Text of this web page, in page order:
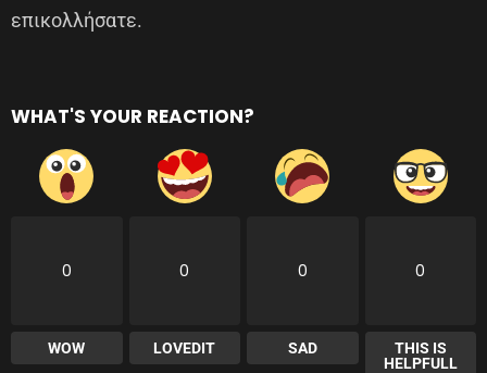
επικολλήσατε.
WHAT'S YOUR REACTION?
0
WOW
0
LOVEDIT
0
SAD
0
THIS IS
HELPFULL